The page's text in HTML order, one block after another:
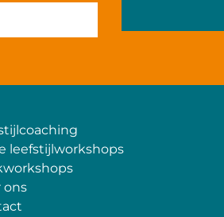
leefstijlworkshops
ons